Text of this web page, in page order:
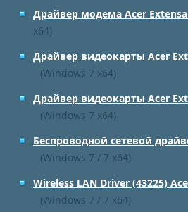
Драйвер модема Acer Extensa
x64)
Драйвер видеокарты Acer
(Windows 7 x64)
Драйвер видеокарты Acer
(Windows 7 x64)
Беспроводной сетевой
(Windows 7 / 7 x64)
Wireless LAN Driver (43225)
(Windows 7 / 7 x64)